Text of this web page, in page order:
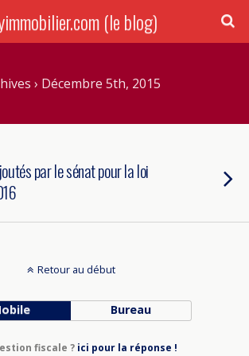
(le blog)
› Décembre 5th, 2015
par le sénat pour la loi
Retour au début
Bureau
fiscale ? ici pour la réponse !